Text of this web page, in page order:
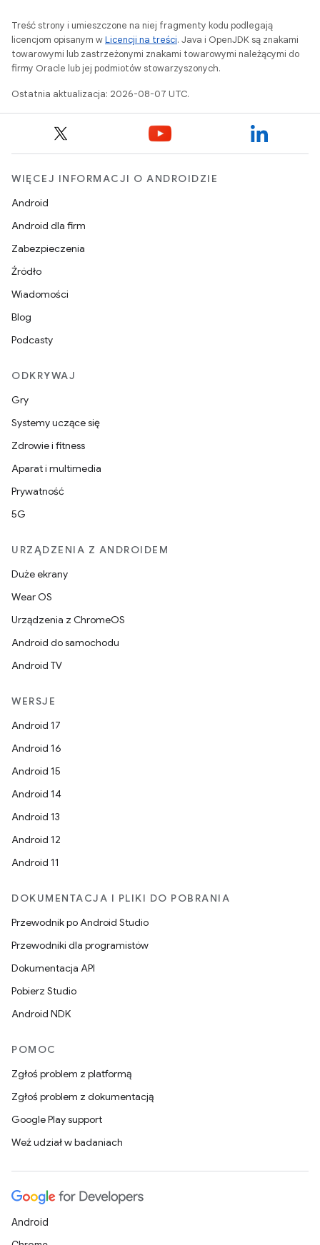
Treść strony i umieszczone na niej fragmenty kodu podlegają
licencjom opisanym wLicencji na treści. Java i OpenJDK są znakami
towarowymi lub zastrzeżonymi znakami towarowymi należącymi do
firmy Oracle lub jej podmiotów stowarzyszonych.
Ostatnia aktualizacja: 2026-08-07 UTC.
WIĘCEJ INFORMACJI O ANDROIDZIE
Android
Android dla firm
Zabezpieczenia
Źródło
Wiadomości
Blog
Podcasty
ODKRYWAJ
Gry
Systemy uczące się
Zdrowie i fitness
Aparat i multimedia
Prywatność
5G
URZĄDZENIA Z ANDROIDEM
Duże ekrany
Wear OS
Urządzenia z ChromeOS
Android do samochodu
Android TV
WERSJE
Android 17
Android 16
Android 15
Android 14
Android 13
Android 12
Android 11
DOKUMENTACJA I PLIKI DO POBRANIA
Przewodnik po Android Studio
Przewodniki dla programistów
Dokumentacja API
Pobierz Studio
Android NDK
POMOC
Zgłoś problem z platformą
Zgłoś problem z dokumentacją
Google Play support
Weź udział w badaniach
Android